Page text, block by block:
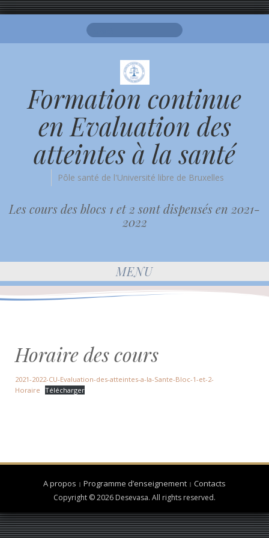
Formation continue
en Evaluation des
atteintes à la santé
Pôle santé de l'Université libre de Bruxelles
Les cours des blocs 1 et 2 sont dispensés en 2021-
2022
MENU
Horaire des cours
2021-2022-CU-Evaluation-des-atteintes-a-la-Sante-Bloc-1-et-2-
Horaire
Télécharger
A propos Programme d’enseignement Contacts
Copyright © 2026 Desevasa. All rights reserved.